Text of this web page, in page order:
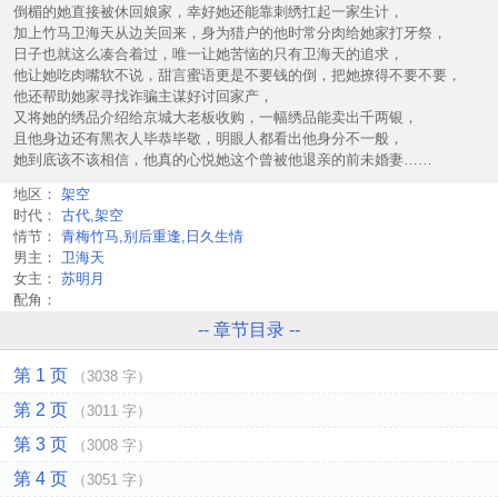
倒楣的她直接被休回娘家，幸好她还能靠刺绣扛起一家生计，
加上竹马卫海天从边关回来，身为猎户的他时常分肉给她家打牙祭，
日子也就这么凑合着过，唯一让她苦恼的只有卫海天的追求，
他让她吃肉嘴软不说，甜言蜜语更是不要钱的倒，把她撩得不要不要，
他还帮助她家寻找诈骗主谋好讨回家产，
又将她的绣品介绍给京城大老板收购，一幅绣品能卖出千两银，
且他身边还有黑衣人毕恭毕敬，明眼人都看出他身分不一般，
她到底该不该相信，他真的心悦她这个曾被他退亲的前未婚妻……
地区： 架空
时代： 古代,架空
情节： 青梅竹马,别后重逢,日久生情
男主： 卫海天
女主： 苏明月
配角：
-- 章节目录 --
第 1 页 （3038 字）
第 2 页 （3011 字）
第 3 页 （3008 字）
第 4 页 （3051 字）